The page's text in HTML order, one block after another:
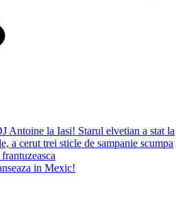
Antoine la Iasi! Starul elvetian a stat la
a cerut trei sticle de sampanie scumpa
in Mexic!